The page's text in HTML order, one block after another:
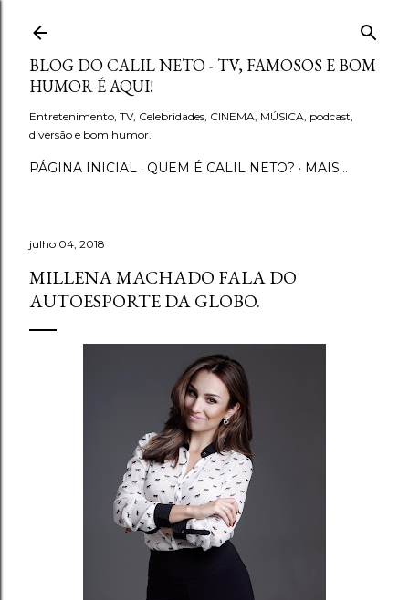
Pular para o conteúdo principal
BLOG DO CALIL NETO - TV, FAMOSOS E BOM
HUMOR É AQUI!
Entretenimento, TV, Celebridades, CINEMA, MÚSICA, podcast,
diversão e bom humor.
PÁGINA INICIAL QUEM É CALIL NETO? MAIS…
julho 04, 2018
MILLENA MACHADO FALA DO
AUTOESPORTE DA GLOBO.